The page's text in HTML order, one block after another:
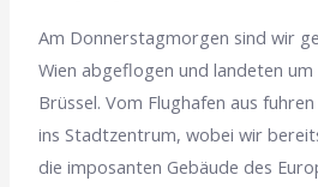
Am Donnerstagmorgen sind wir
Wien abgeflogen und landeten
Brüssel. Vom Flughafen aus
ins Stadtzentrum, wobei wir
die imposanten Gebäude des